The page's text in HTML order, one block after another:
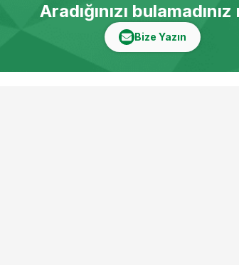
Aradığınızı bulamadınız
Bize Yazın